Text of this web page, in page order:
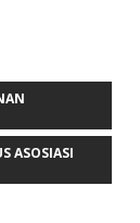
ASOSIASI